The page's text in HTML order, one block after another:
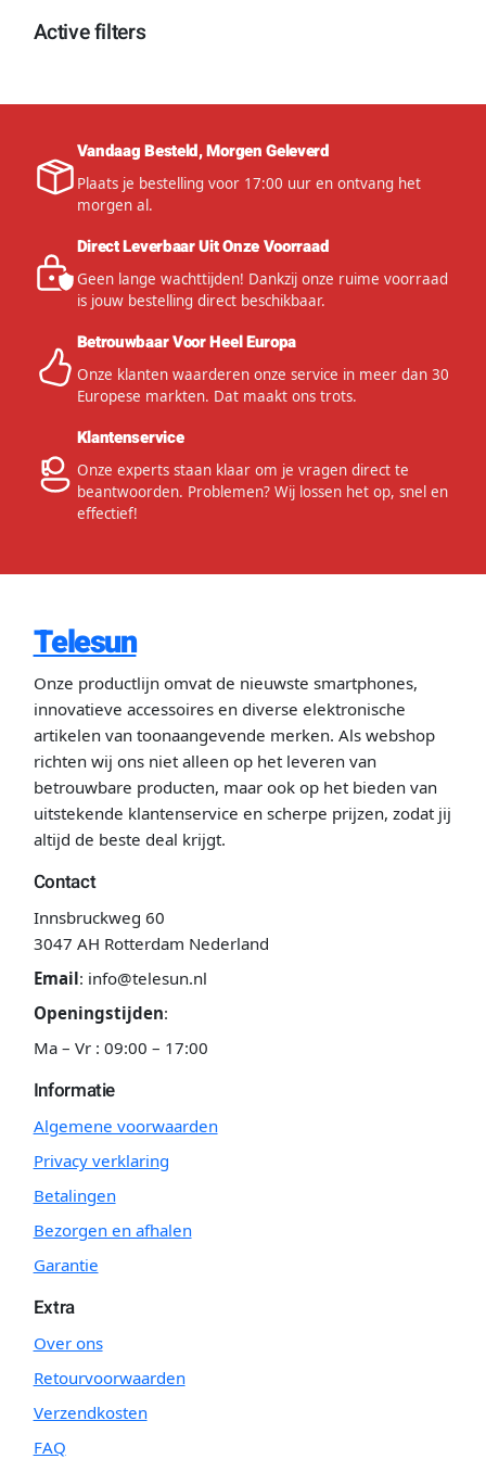
Active filters
Vandaag Besteld, Morgen Geleverd
Plaats je bestelling voor 17:00 uur en ontvang het
morgen al.
Direct Leverbaar Uit Onze Voorraad
Geen lange wachttijden! Dankzij onze ruime voorraad
is jouw bestelling direct beschikbaar.
Betrouwbaar Voor Heel Europa
Onze klanten waarderen onze service in meer dan 30
Europese markten. Dat maakt ons trots.
Klantenservice
Onze experts staan klaar om je vragen direct te
beantwoorden. Problemen? Wij lossen het op, snel en
effectief!
Telesun
Onze productlijn omvat de nieuwste smartphones,
innovatieve accessoires en diverse elektronische
artikelen van toonaangevende merken. Als webshop
richten wij ons niet alleen op het leveren van
betrouwbare producten, maar ook op het bieden van
uitstekende klantenservice en scherpe prijzen, zodat jij
altijd de beste deal krijgt.
Contact
Innsbruckweg 60
3047 AH Rotterdam Nederland
Email: info@telesun.nl
Openingstijden:
Ma – Vr : 09:00 – 17:00
Informatie
Algemene voorwaarden
Privacy verklaring
Betalingen
Bezorgen en afhalen
Garantie
Extra
Over ons
Retourvoorwaarden
Verzendkosten
FAQ